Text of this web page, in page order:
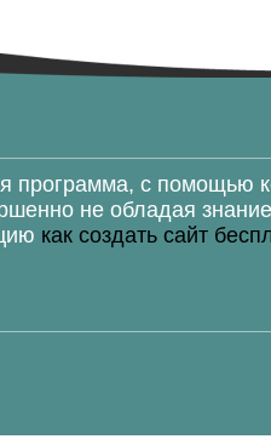
программа, с помощью
не обладая
как создать сайт